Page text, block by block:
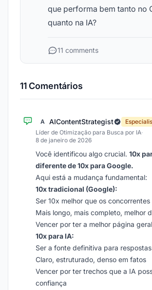
que performa bem tanto no
quanto na IA?
11 comments
11 Comentários
A AIContentStrategist
Líder de Otimização para Busca por IA·
8 de janeiro de 2026
Você identificou algo crucial. 10x
diferente de 10x para Google.
Aqui está a mudança fundamental:
10x tradicional (Google):
Ser 10x melhor que os concorrentes
Mais longo, mais completo, melhor
Vencer por ter a melhor página geral
10x para IA:
Ser a fonte definitiva para
Claro, estruturado, denso em fatos
Vencer por ter trechos que a IA
confiança